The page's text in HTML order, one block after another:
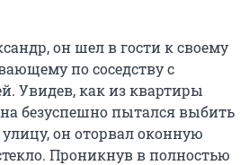
он шел в гости к своему
по соседству с
Увидев, как из квартиры
безуспешно пытался выбить
он оторвал оконную
Проникнув в полностью